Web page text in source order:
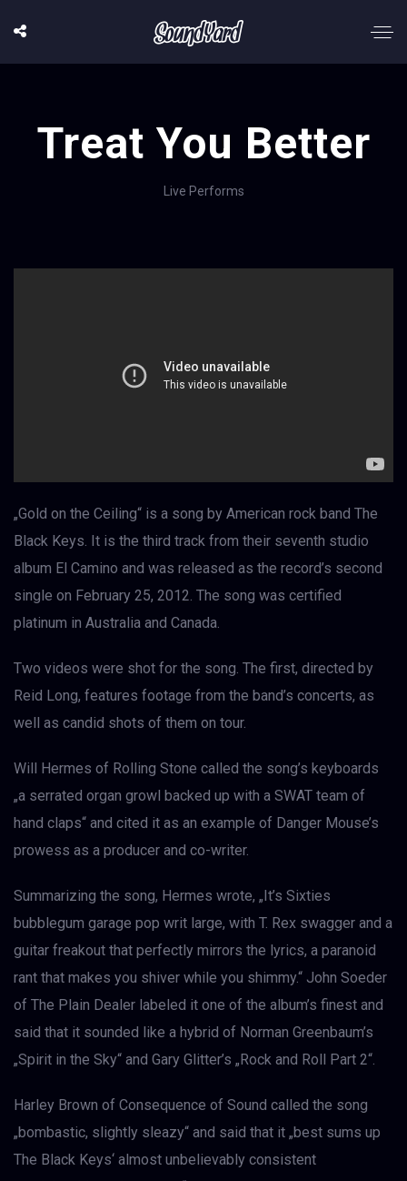
Treat You Better
Live Performs
„Gold on the Ceiling“ is a song by American rock band The
Black Keys. It is the third track from their seventh studio
album El Camino and was released as the record’s second
single on February 25, 2012. The song was certified
platinum in Australia and Canada.
Two videos were shot for the song. The first, directed by
Reid Long, features footage from the band’s concerts, as
well as candid shots of them on tour.
Will Hermes of Rolling Stone called the song’s keyboards
„a serrated organ growl backed up with a SWAT team of
hand claps“ and cited it as an example of Danger Mouse’s
prowess as a producer and co-writer.
Summarizing the song, Hermes wrote, „It’s Sixties
bubblegum garage pop writ large, with T. Rex swagger and a
guitar freakout that perfectly mirrors the lyrics, a paranoid
rant that makes you shiver while you shimmy.“ John Soeder
of The Plain Dealer labeled it one of the album’s finest and
said that it sounded like a hybrid of Norman Greenbaum’s
„Spirit in the Sky“ and Gary Glitter’s „Rock and Roll Part 2“.
Harley Brown of Consequence of Sound called the song
„bombastic, slightly sleazy“ and said that it „best sums up
The Black Keys‘ almost unbelievably consistent